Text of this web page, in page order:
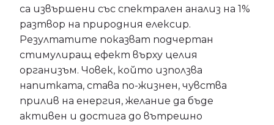
са извършени със спектрален анализ на 1%
разтвор на природния елексир.
Резултатите показват подчертан
стимулиращ ефект върху целия
организъм. Човек, който използва
напитката, става по-жизнен, чувства
прилив на енергия, желание да бъде
активен и достига до вътрешно